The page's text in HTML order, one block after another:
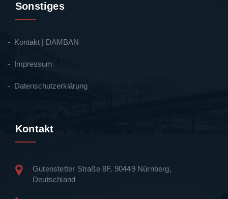
Sonstiges
Kontakt | DAMBAN
Impressum
Datenschutzerklärung
Kontakt
Gutenstetter Straße 8F, 90449 Nürnberg,
Deutschland